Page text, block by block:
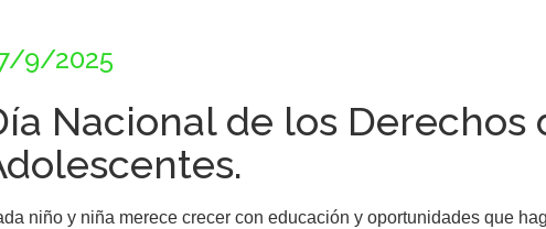
9/2025
Nacional de los Derechos
niño y niña merece crecer con educación y oportunidades que